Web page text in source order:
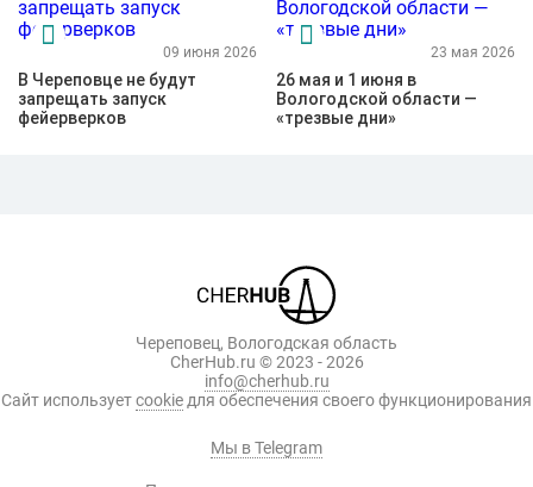
09 июня 2026
В Череповце не будут
запрещать запуск
фейерверков
23 мая 2026
26 мая и 1 июня в
Вологодской области —
«трезвые дни»
Череповец, Вологодская область
CherHub.ru © 2023 - 2026
info@cherhub.ru
Сайт используетcookie для обеспечения своего функционирования
Мы в Telegram